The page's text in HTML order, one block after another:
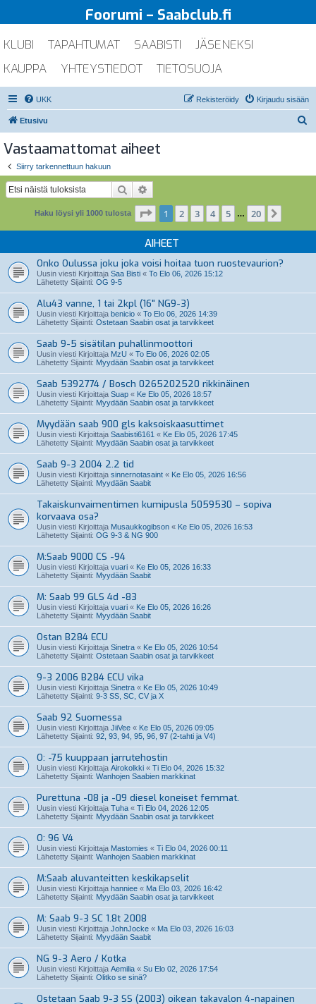
Foorumi – Saabclub.fi
KLUBI TAPAHTUMAT SAABISTI
JÄSENEKSI
KAUPPA
YHTEYSTIEDOT TIETOSUOJA
UKK Kirjaudu sisään
Rekisteröidy
Etusivu
Vastaamattomat aiheet
Siirry tarkennettuun hakuun
Etsi
Haku löysi yli 1000 tulosta Sivu /20
1 2 3 4 5 … 20
AIHEET
Onko Oulussa joku joka voisi hoitaa tuon ruostevaurion?
Uusin viesti Kirjoittaja Saa Bisti « To Elo 06, 2026 15:12
Lähetetty Sijainti: OG 9-5
Alu43 vanne, 1 tai 2kpl (16" NG9-3)
Uusin viesti Kirjoittaja benicio « To Elo 06, 2026 14:39
Lähetetty Sijainti: Ostetaan Saabin osat ja tarvikkeet
Saab 9-5 sisätilan puhallinmoottori
Uusin viesti Kirjoittaja MzU « To Elo 06, 2026 02:05
Lähetetty Sijainti: Myydään Saabin osat ja tarvikkeet
Saab 5392774 / Bosch 0265202520 rikkinäinen
Uusin viesti Kirjoittaja Suap « Ke Elo 05, 2026 18:57
Lähetetty Sijainti: Myydään Saabin osat ja tarvikkeet
Myydään saab 900 gls kaksoiskaasuttimet
Uusin viesti Kirjoittaja Saabisti6161 « Ke Elo 05, 2026 17:45
Lähetetty Sijainti: Myydään Saabin osat ja tarvikkeet
Saab 9-3 2004 2.2 tid
Uusin viesti Kirjoittaja sinnernotasaint « Ke Elo 05, 2026 16:56
Lähetetty Sijainti: Myydään Saabit
Takaiskunvaimentimen kumipusla 5059530 – sopiva
korvaava osa?
Uusin viesti Kirjoittaja Musaukkogibson « Ke Elo 05, 2026 16:53
Lähetetty Sijainti: OG 9-3 & NG 900
M:Saab 9000 CS -94
Uusin viesti Kirjoittaja vuari « Ke Elo 05, 2026 16:33
Lähetetty Sijainti: Myydään Saabit
M: Saab 99 GLS 4d -83
Uusin viesti Kirjoittaja vuari « Ke Elo 05, 2026 16:26
Lähetetty Sijainti: Myydään Saabit
Ostan B284 ECU
Uusin viesti Kirjoittaja Sinetra « Ke Elo 05, 2026 10:54
Lähetetty Sijainti: Ostetaan Saabin osat ja tarvikkeet
9-3 2006 B284 ECU vika
Uusin viesti Kirjoittaja Sinetra « Ke Elo 05, 2026 10:49
Lähetetty Sijainti: 9-3 SS, SC, CV ja X
Saab 92 Suomessa
Uusin viesti Kirjoittaja JiiVee « Ke Elo 05, 2026 09:05
Lähetetty Sijainti: 92, 93, 94, 95, 96, 97 (2-tahti ja V4)
O: -75 kuuppaan jarrutehostin
Uusin viesti Kirjoittaja Airokolkki « Ti Elo 04, 2026 15:32
Lähetetty Sijainti: Wanhojen Saabien markkinat
Purettuna -08 ja -09 diesel koneiset femmat.
Uusin viesti Kirjoittaja Tuha « Ti Elo 04, 2026 12:05
Lähetetty Sijainti: Myydään Saabin osat ja tarvikkeet
O: 96 V4
Uusin viesti Kirjoittaja Mastomies « Ti Elo 04, 2026 00:11
Lähetetty Sijainti: Wanhojen Saabien markkinat
M:Saab aluvanteitten keskikapselit
Uusin viesti Kirjoittaja hanniee « Ma Elo 03, 2026 16:42
Lähetetty Sijainti: Myydään Saabin osat ja tarvikkeet
M: Saab 9-3 SC 1.8t 2008
Uusin viesti Kirjoittaja JohnJocke « Ma Elo 03, 2026 16:03
Lähetetty Sijainti: Myydään Saabit
NG 9-3 Aero / Kotka
Uusin viesti Kirjoittaja Aemilia « Su Elo 02, 2026 17:54
Lähetetty Sijainti: Olitko se sinä?
Ostetaan Saab 9-3 SS (2003) oikean takavalon 4-napainen